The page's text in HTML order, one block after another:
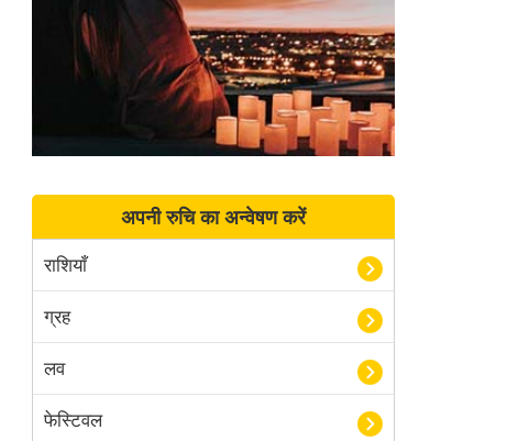
अपनी रुचि का अन्वेषण करें
राशियाँ
ग्रह
लव
फेस्टिवल